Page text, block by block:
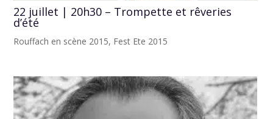
22 juillet | 20h30 – Trompette et rêveries
d’été
Rouffach en scène 2015, Fest Ete 2015